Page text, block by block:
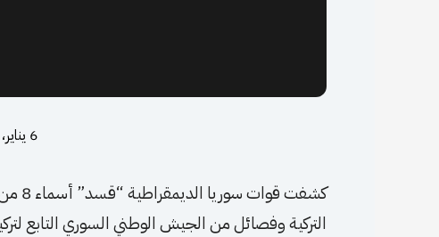
6 يناير، 2025
التركية وفصائل من الجيش الوطني السوري التابع